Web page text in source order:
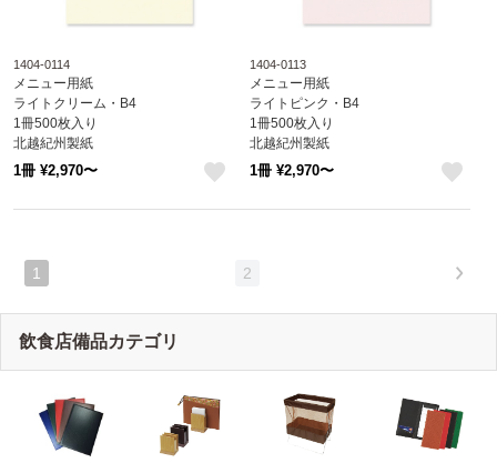
1404-0114
メニュー用紙
ライトクリーム・B4
1冊500枚入り
北越紀州製紙
Newファインカラー
1冊 ¥2,970〜
1404-0113
メニュー用紙
ライトピンク・B4
1冊500枚入り
北越紀州製紙
Newファインカラー
1冊 ¥2,970〜
1 2
飲食店備品カテゴリ